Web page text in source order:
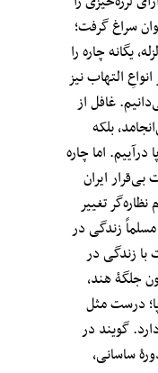
سراغ گرفت؛
یگانه چاره‌ را
التهاب نیز
غافل از
بلکه
اما چاره
ایران
تغییر
زندگی در
زندگی در
جلگۀ هند،
درست مثل
گویند در
ساسانی،